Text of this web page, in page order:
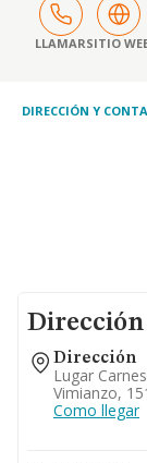
LLAMARSITIO
DIRECCIÓN Y
Dirección
Lugar
Vimianzo,
Como llegar